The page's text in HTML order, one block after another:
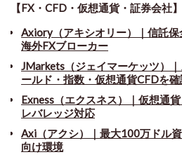
【FX・CFD・仮想通貨・証券会社】
Axiory（アキシオリー）｜信託
海外FXブローカー
JMarkets（ジェイマーケッツ）
ールド・指数・仮想通貨CFDを
Exness（エクスネス）｜仮想通
レバレッジ対応
Axi（アクシ）｜最大100万ドル
向け環境